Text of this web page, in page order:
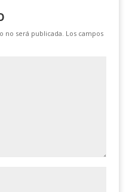
no será publicada. Los campos